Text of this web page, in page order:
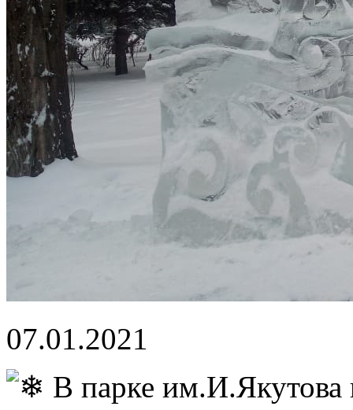
07.01.2021
В парке им.И.Якутова